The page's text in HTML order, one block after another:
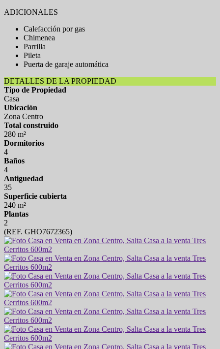
ADICIONALES
Calefacción por gas
Chimenea
Parrilla
Pileta
Puerta de garaje automática
DETALLES DE LA PROPIEDAD
Tipo de Propiedad
Casa
Ubicación
Zona Centro
Total construido
280 m²
Dormitorios
4
Baños
4
Antiguedad
35
Superficie cubierta
240 m²
Plantas
2
(REF. GHO7672365)